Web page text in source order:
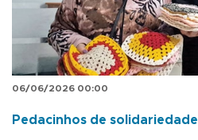
06/06/2026 00:00
Pedacinhos de solidariedade